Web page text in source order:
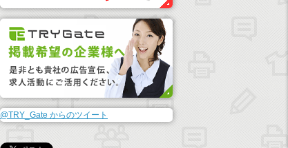
@TRY_Gate からのツイート